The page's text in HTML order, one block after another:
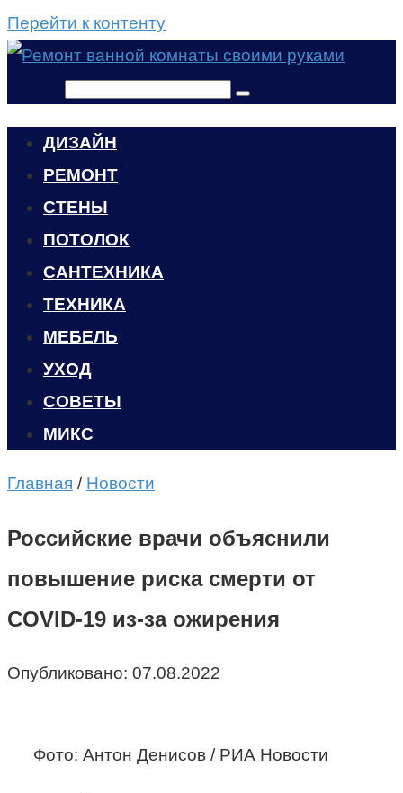
Перейти к контенту
ДИЗАЙН
РЕМОНТ
СТЕНЫ
ПОТОЛОК
САНТЕХНИКА
ТЕХНИКА
МЕБЕЛЬ
УХОД
CОВЕТЫ
МИКС
Главная / Новости
Российские врачи объяснили
повышение риска смерти от
COVID-19 из-за ожирения
Опубликовано: 07.08.2022
Фото: Антон Денисов / РИА Новости